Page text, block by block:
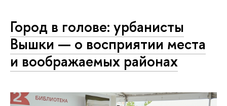
Город в голове: урбанисты
Вышки — о восприятии места
и воображаемых районах